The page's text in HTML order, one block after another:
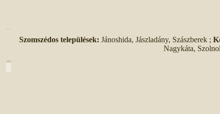
Szomszédos települések: Jánoshida, Jászladány, Szászberek ;
Nagykáta,